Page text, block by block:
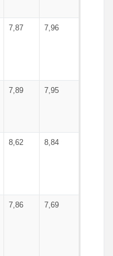
7,87 7,96
7,89 7,95
8,62 8,84
7,86 7,69